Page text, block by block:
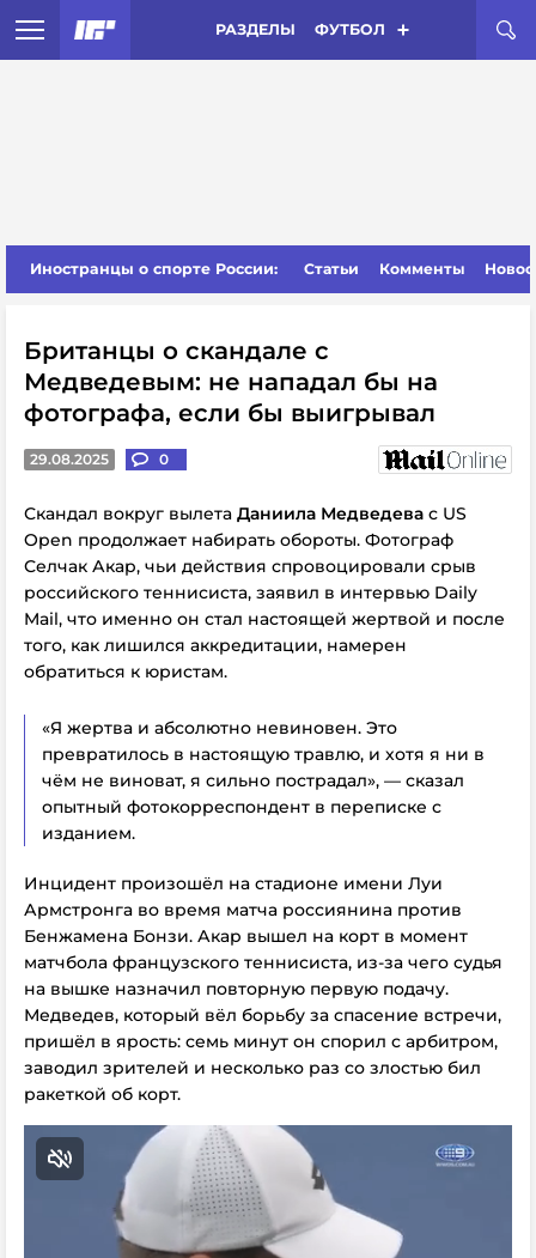
РАЗДЕЛЫ ФУТБОЛ
Иностранцы о спорте России: Статьи Комменты
Британцы о скандале с
Медведевым: не нападал бы на
фотографа, если бы выигрывал
29.08.2025 0
Скандал вокруг вылета Даниила Медведева с US
Open продолжает набирать обороты. Фотограф
Селчак Акар, чьи действия спровоцировали срыв
российского теннисиста, заявил в интервью Daily
Mail, что именно он стал настоящей жертвой и после
того, как лишился аккредитации, намерен
обратиться к юристам.
«Я жертва и абсолютно невиновен. Это
превратилось в настоящую травлю, и хотя я ни в
чём не виноват, я сильно пострадал», — сказал
опытный фотокорреспондент в переписке с
изданием.
Инцидент произошёл на стадионе имени Луи
Армстронга во время матча россиянина против
Бенжамена Бонзи. Акар вышел на корт в момент
матчбола французского теннисиста, из-за чего судья
на вышке назначил повторную первую подачу.
Медведев, который вёл борьбу за спасение встречи,
пришёл в ярость: семь минут он спорил с арбитром,
заводил зрителей и несколько раз со злостью бил
ракеткой об корт.